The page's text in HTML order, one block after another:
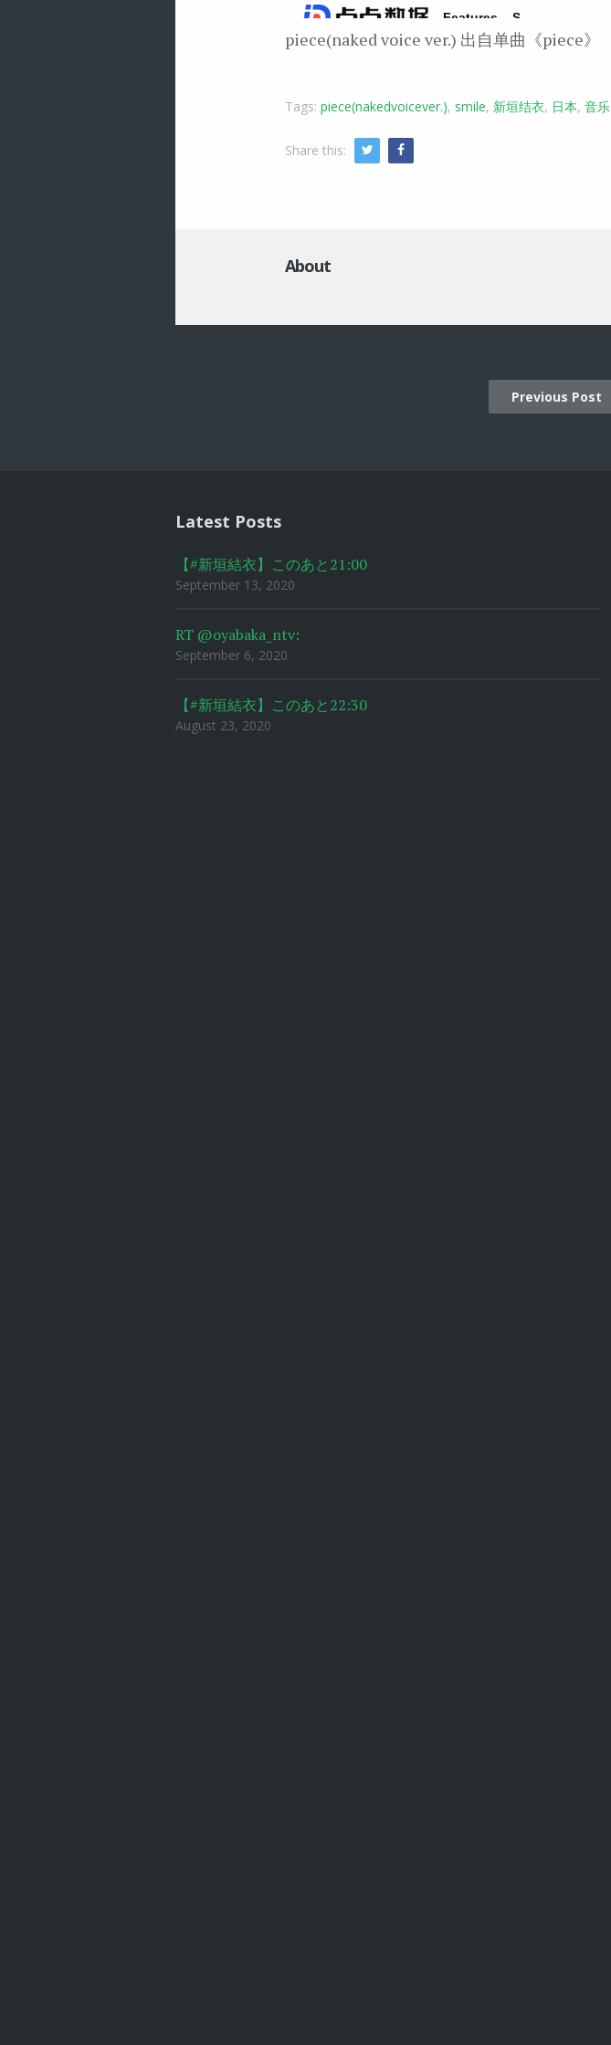
piece(naked voice ver.) 出自单曲《piece》
Tags: piece(nakedvoicever.), smile, 新垣结衣, 日本, 音乐
Share this: Twitter
About
Previous Post
Latest Posts
【#新垣結衣】このあと21:00
September 13, 2020
RT @oyabaka_ntv:
September 6, 2020
【#新垣結衣】このあと22:30
August 23, 2020